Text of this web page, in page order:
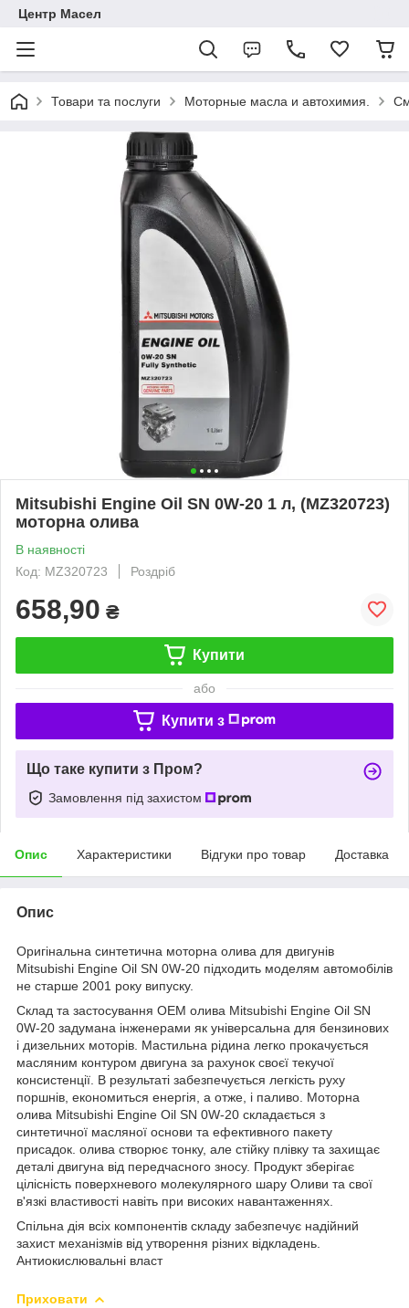
Центр Масел
Товари та послуги Моторные масла и автохимия.
Mitsubishi Engine Oil SN 0W-20 1 л, (MZ320723)
моторна олива
В наявності
Код: MZ320723
Роздріб
658,90 ₴
Купити
або
Купити з
Що таке купити з Пром?
Замовлення під захистом
Опис Характеристики Відгуки про товар Доставка
Опис
Оригінальна синтетична моторна олива для двигунів
Mitsubishi Engine Oil SN 0W-20 підходить моделям автомобілів
не старше 2001 року випуску.
Склад та застосування ОЕМ олива Mitsubishi Engine Oil SN
0W-20 задумана інженерами як універсальна для бензинових
і дизельних моторів. Мастильна рідина легко прокачується
масляним контуром двигуна за рахунок своєї текучої
консистенції. В результаті забезпечується легкість руху
поршнів, економиться енергія, а отже, і паливо. Моторна
олива Mitsubishi Engine Oil SN 0W-20 складається з
синтетичної масляної основи та ефективного пакету
присадок. олива створює тонку, але стійку плівку та захищає
деталі двигуна від передчасного зносу. Продукт зберігає
цілісність поверхневого молекулярного шару Оливи та свої
в'язкі властивості навіть при високих навантаженнях.
Спільна дія всіх компонентів складу забезпечує надійний
захист механізмів від утворення різних відкладень.
Антиокислювальні власт
Приховати